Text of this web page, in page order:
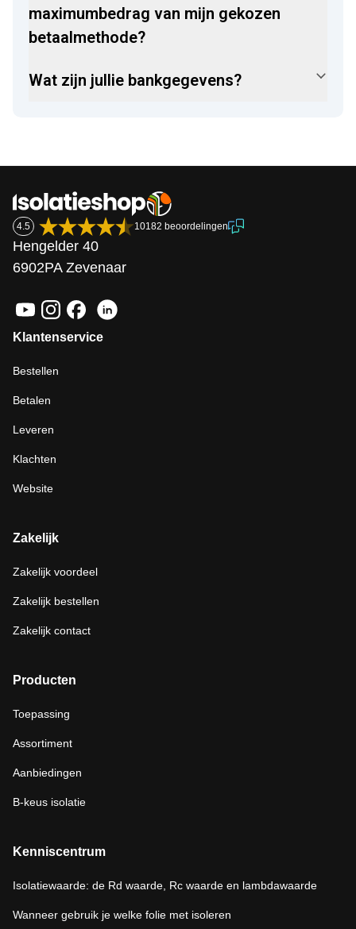
maximumbedrag van mijn gekozen
betaalmethode?
Wat zijn jullie bankgegevens?
4.5 10182 beoordelingen
Hengelder 40
6902PA Zevenaar
Klantenservice
Bestellen
Betalen
Leveren
Klachten
Website
Zakelijk
Zakelijk voordeel
Zakelijk bestellen
Zakelijk contact
Producten
Toepassing
Assortiment
Aanbiedingen
B-keus isolatie
Kenniscentrum
Isolatiewaarde: de Rd waarde, Rc waarde en lambdawaarde
Wanneer gebruik je welke folie met isoleren